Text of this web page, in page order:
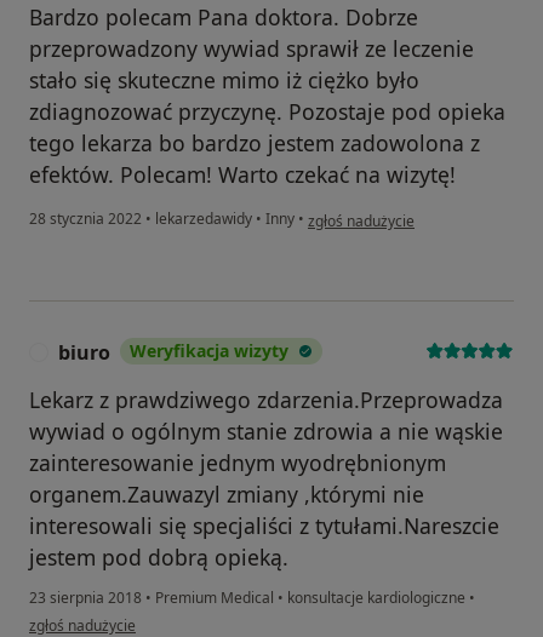
Bardzo polecam Pana doktora. Dobrze
przeprowadzony wywiad sprawił ze leczenie
stało się skuteczne mimo iż ciężko było
zdiagnozować przyczynę. Pozostaje pod opieka
tego lekarza bo bardzo jestem zadowolona z
efektów. Polecam! Warto czekać na wizytę!
28 stycznia 2022 • lekarzedawidy • Inny • w opinii użytkownika Joanna
zgłoś nadużycie
biuro Weryfikacja wizyty
Lekarz z prawdziwego zdarzenia.Przeprowadza
wywiad o ogólnym stanie zdrowia a nie wąskie
zainteresowanie jednym wyodrębnionym
organem.Zauwazyl zmiany ,którymi nie
interesowali się specjaliści z tytułami.Nareszcie
jestem pod dobrą opieką.
23 sierpnia 2018 • Premium Medical • konsultacje kardiologiczne •
w opinii użytkownika biuro
zgłoś nadużycie